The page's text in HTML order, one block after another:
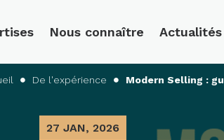
Nous connaître Actualités
 De l'expérience  Modern Selling :
27 JAN, 2026